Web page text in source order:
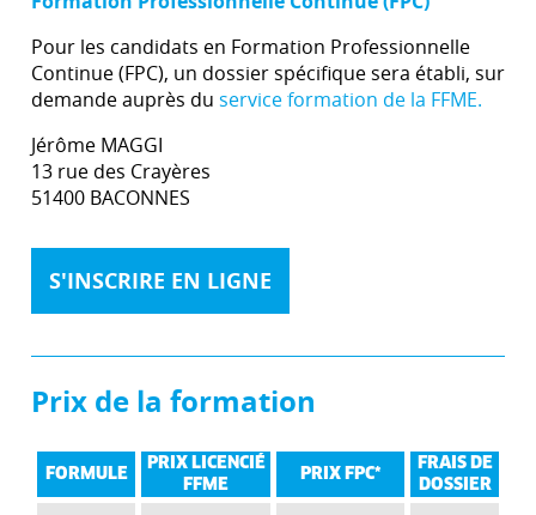
Pour les candidats en Formation Professionnelle
Continue (FPC), un dossier spécifique sera établi, sur
demande auprès du service formation de la FFME.
Jérôme MAGGI
13 rue des Crayères
51400 BACONNES
S'INSCRIRE EN LIGNE
Prix de la formation
FORMULE
PRIX LICENCIÉ
FFME
PRIX FPC*
FRAIS DE
DOSSIER